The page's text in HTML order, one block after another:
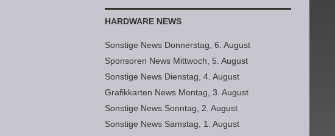
HARDWARE NEWS
Sonstige News Donnerstag, 6. August
Sponsoren News Mittwoch, 5. August
Sonstige News Dienstag, 4. August
Grafikkarten News Montag, 3. August
Sonstige News Sonntag, 2. August
Sonstige News Samstag, 1. August